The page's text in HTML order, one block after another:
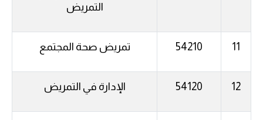
التمريض
11
54210 تمريض صحة المجتمع
12
54120 الإدارة في التمريض